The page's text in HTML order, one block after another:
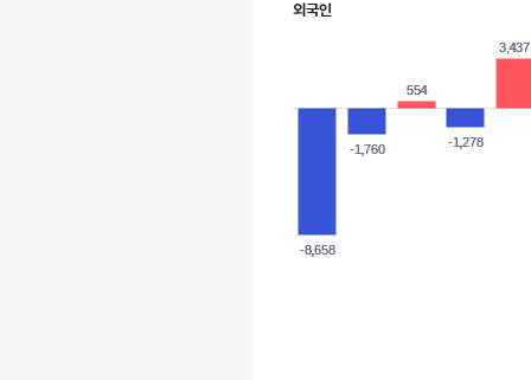
외국인
-8,658
-8,658
-1,760
-1,760
554
554
-1,278
-1,278
3,437
3,437